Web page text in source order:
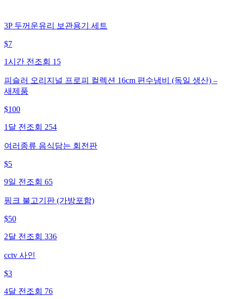
3P 두꺼운유리 보관용기 세트
$7
1시간 전 조회 15
피슬러 오리지널 프로피 컬렉션 16cm 편수냄비 (독일 생산) –
새제품
$100
1달 전 조회 254
여러종류 음식담는 회전판
$5
9일 전 조회 65
핑크 불고기판 (가방포함)
$50
2달 전 조회 336
cctv 사인
$3
4달 전 조회 76